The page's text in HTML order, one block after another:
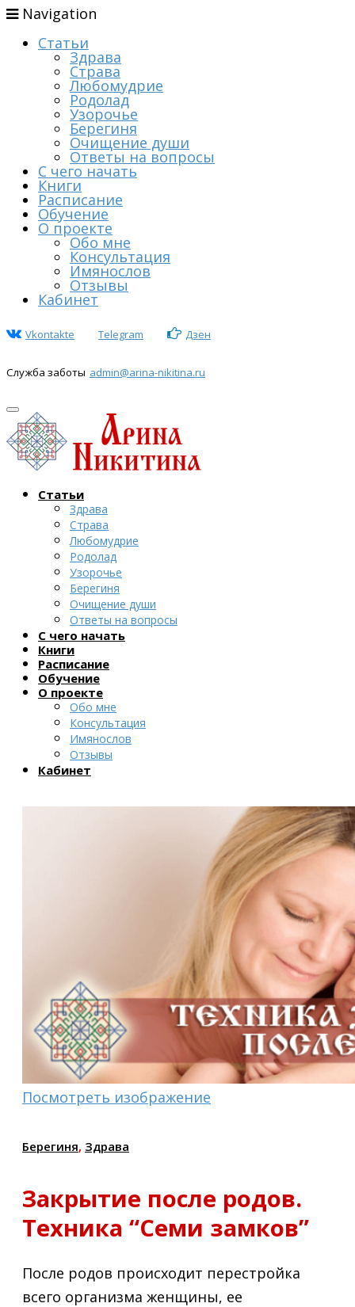
Navigation
Статьи
Здрава
Страва
Любомудрие
Родолад
Узорочье
Берегиня
Очищение души
Ответы на вопросы
С чего начать
Книги
Расписание
Обучение
О проекте
Обо мне
Консультация
Имянослов
Отзывы
Кабинет
Vkontakte Telegram Дзен
Служба заботы admin@arina-nikitina.ru
Статьи
Здрава
Страва
Любомудрие
Родолад
Узорочье
Берегиня
Очищение души
Ответы на вопросы
С чего начать
Книги
Расписание
Обучение
О проекте
Обо мне
Консультация
Имянослов
Отзывы
Кабинет
Посмотреть изображение
Берегиня, Здрава
Закрытие после родов.
Техника “Семи замков”
После родов происходит перестройка
всего организма женщины, ее